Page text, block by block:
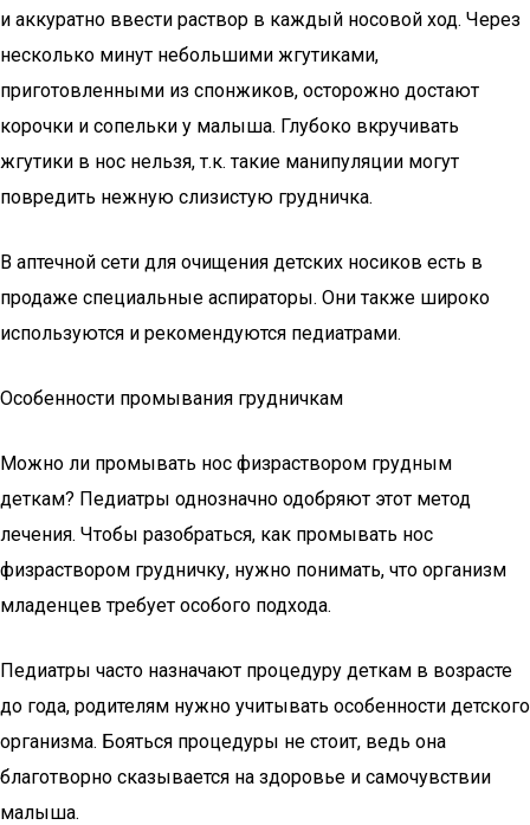
и аккуратно ввести раствор в каждый носовой ход. Через
несколько минут небольшими жгутиками,
приготовленными из спонжиков, осторожно достают
корочки и сопельки у малыша. Глубоко вкручивать
жгутики в нос нельзя, т.к. такие манипуляции могут
повредить нежную слизистую грудничка.
В аптечной сети для очищения детских носиков есть в
продаже специальные аспираторы. Они также широко
используются и рекомендуются педиатрами.
Особенности промывания грудничкам
Можно ли промывать нос физраствором грудным
деткам? Педиатры однозначно одобряют этот метод
лечения. Чтобы разобраться, как промывать нос
физраствором грудничку, нужно понимать, что организм
младенцев требует особого подхода.
Педиатры часто назначают процедуру деткам в возрасте
до года, родителям нужно учитывать особенности детского
организма. Бояться процедуры не стоит, ведь она
благотворно сказывается на здоровье и самочувствии
малыша.